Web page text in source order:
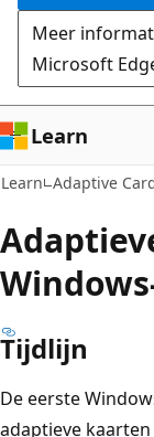
Meer
Microsoft
Learn
Learn Adaptive
Tijdlijn
De eerste
adaptieve